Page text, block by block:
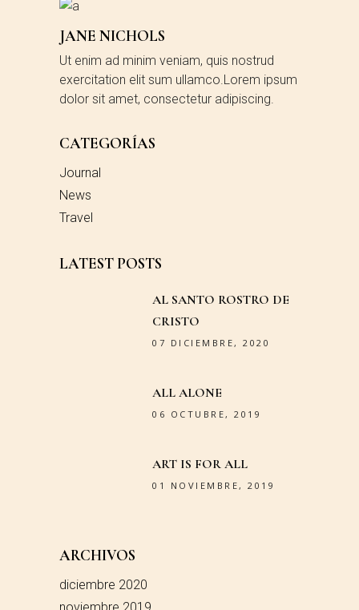
JANE NICHOLS
Ut enim ad minim veniam, quis nostrud
exercitation elit sum ullamco.Lorem ipsum
dolor sit amet, consectetur adipiscing.
CATEGORÍAS
Journal
News
Travel
LATEST POSTS
AL SANTO ROSTRO DE
CRISTO
07 DICIEMBRE, 2020
ALL ALONE
06 OCTUBRE, 2019
ART IS FOR ALL
01 NOVIEMBRE, 2019
ARCHIVOS
diciembre 2020